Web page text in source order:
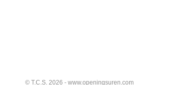
© T.C.S. 2026 - www.openingsuren.com